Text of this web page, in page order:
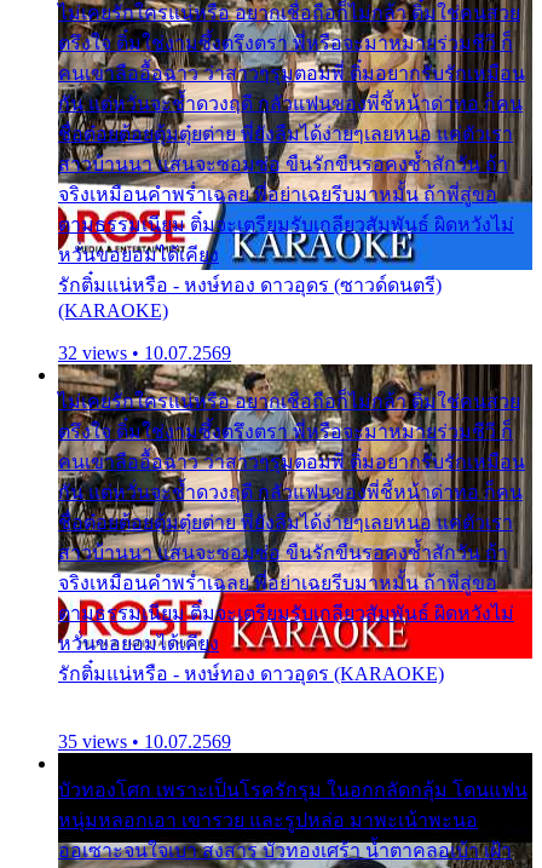
ไม่เคยรักใครแน่หรือ อยากเชื่อถือก็ไม่กล้า ติ๋มใช่คนสวย
ตรึงใจ ติ๋มใช่งามซึ้งตรึงตรา พี่หรือจะมาหมายร่วมชีวี ก็
คนเขาลืออื้อฉาว ว่าสาวๆรุมตอมพี่ ติ๋มอยากรับรักเหมือน
กัน แต่หวั่นจะช้ำดวงฤดี กลัวแฟนของพี่ชี้หน้าด่าทอ ก็คน
ชื่อต๋อยต้อยตุ้มตุ๋ยต่าย พี่ยังลืมได้ง่ายๆเลยหนอ แค่ตัวเรา
สาวบ้านนา แสนจะซอมซ่อ ขืนรักขืนรอคงช้ำสักวัน ถ้า
จริงเหมือนคำพร่ำเฉลย พี่อย่าเฉยรีบมาหมั้น ถ้าพี่สู่ขอ
ตามธรรมเนียม ติ๋มจะเตรียมรับเกลียวสัมพันธ์ ผิดหวังไม่
หวั่นขอยอมได้เคียง
รักติ๋มแน่หรือ - หงษ์ทอง ดาวอุดร (ซาวด์ดนตรี)
(KARAOKE)
32 views • 10.07.2569
ไม่เคยรักใครแน่หรือ อยากเชื่อถือก็ไม่กล้า ติ๋มใช่คนสวย
ตรึงใจ ติ๋มใช่งามซึ้งตรึงตรา พี่หรือจะมาหมายร่วมชีวี ก็
คนเขาลืออื้อฉาว ว่าสาวๆรุมตอมพี่ ติ๋มอยากรับรักเหมือน
กัน แต่หวั่นจะช้ำดวงฤดี กลัวแฟนของพี่ชี้หน้าด่าทอ ก็คน
ชื่อต๋อยต้อยตุ้มตุ๋ยต่าย พี่ยังลืมได้ง่ายๆเลยหนอ แค่ตัวเรา
สาวบ้านนา แสนจะซอมซ่อ ขืนรักขืนรอคงช้ำสักวัน ถ้า
จริงเหมือนคำพร่ำเฉลย พี่อย่าเฉยรีบมาหมั้น ถ้าพี่สู่ขอ
ตามธรรมเนียม ติ๋มจะเตรียมรับเกลียวสัมพันธ์ ผิดหวังไม่
หวั่นขอยอมได้เคียง
รักติ๋มแน่หรือ - หงษ์ทอง ดาวอุดร (KARAOKE)
35 views • 10.07.2569
บัวทองโศก เพราะเป็นโรครักรุม ในอกกลัดกลุ้ม โดนแฟน
หนุ่มหลอกเอา เขารวย และรูปหล่อ มาพะเน้าพะนอ
ออเซาะจนใจเบา สงสาร บัวทองเศร้า น้ำตาคลอเบ้า เฝ้า